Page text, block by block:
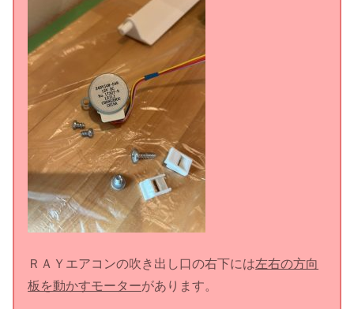
ＲＡＹエアコンの吹き出し口の右下には左右の方向
板を動かすモーターがあります。